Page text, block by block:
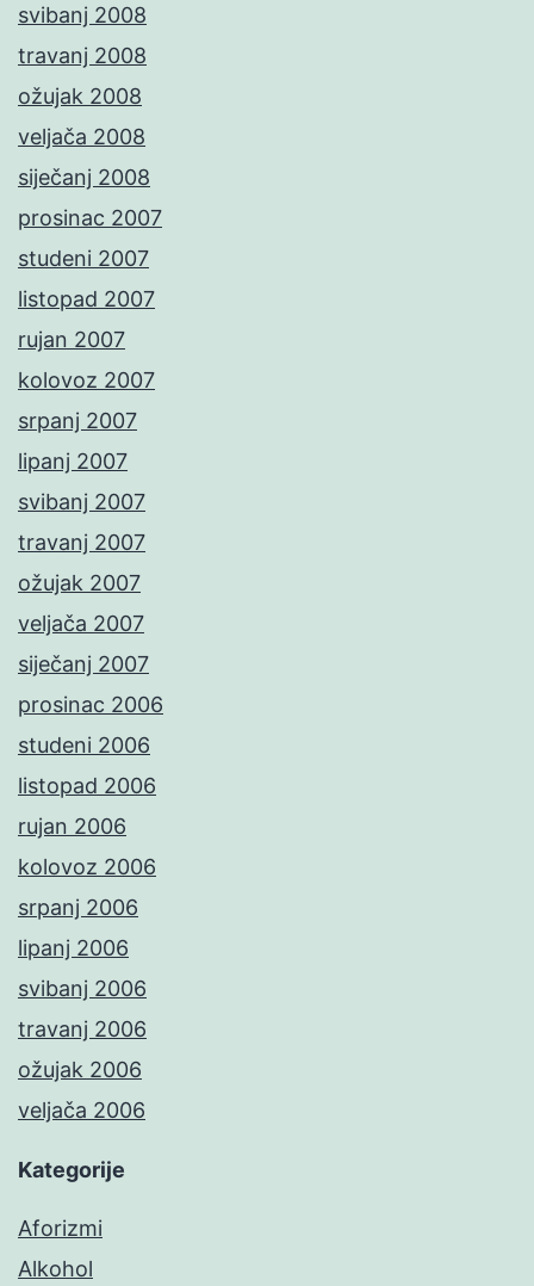
svibanj 2008
travanj 2008
ožujak 2008
veljača 2008
siječanj 2008
prosinac 2007
studeni 2007
listopad 2007
rujan 2007
kolovoz 2007
srpanj 2007
lipanj 2007
svibanj 2007
travanj 2007
ožujak 2007
veljača 2007
siječanj 2007
prosinac 2006
studeni 2006
listopad 2006
rujan 2006
kolovoz 2006
srpanj 2006
lipanj 2006
svibanj 2006
travanj 2006
ožujak 2006
veljača 2006
Kategorije
Aforizmi
Alkohol